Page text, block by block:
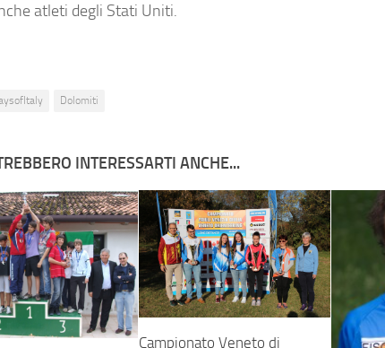
atleti degli Stati Uniti.
Dolomiti
INTERESSARTI ANCHE...
Campionato Veneto di